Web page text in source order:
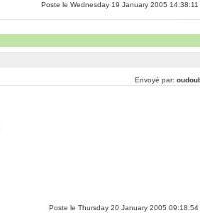
Poste le Wednesday 19 January 2005 14:38:11
Envoyé par:
Poste le Thursday 20 January 2005 09:18:54